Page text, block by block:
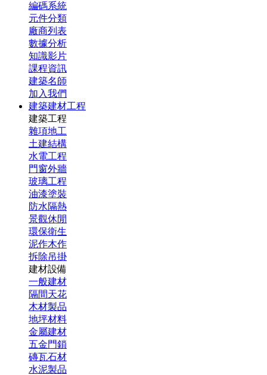
編碼系統
元件分類
廠商列表
數據分析
知識影片
課程資訊
建築名師
加入我們
建築建材工程
建築工程
雜項地工
土建結構
水電工程
門窗外牆
玻璃工程
油漆塗裝
防水隔熱
景觀休閒
環保衛生
泥作木作
拆除吊掛
建材設備
一般建材
隔間天花
木材製品
地坪材料
金屬建材
五金門鎖
磚瓦石材
水泥製品